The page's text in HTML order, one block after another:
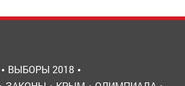
ВЫБОРЫ 2018